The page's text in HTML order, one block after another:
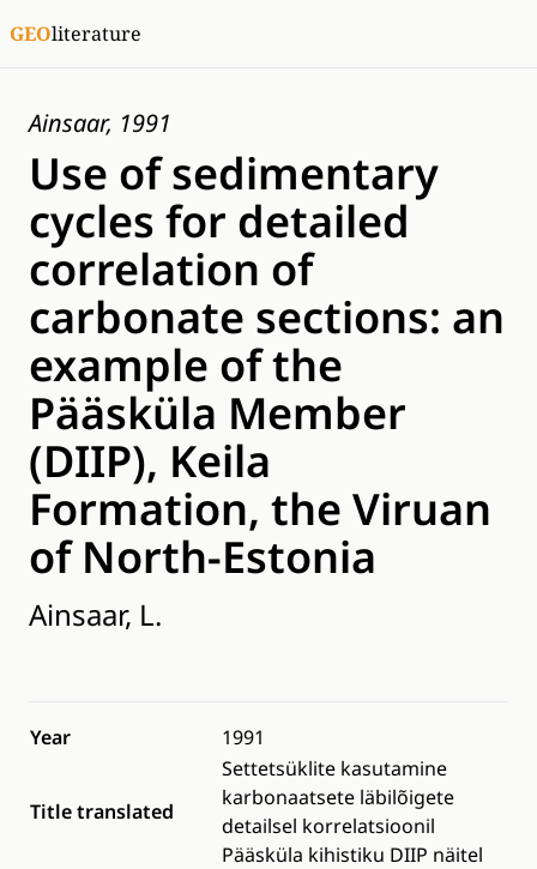
GEOliterature
Ainsaar, 1991
Use of sedimentary
cycles for detailed
correlation of
carbonate sections: an
example of the
Pääsküla Member
(DIIP), Keila
Formation, the Viruan
of North-Estonia
Ainsaar, L.
Year 1991
Title translated
Settetsüklite kasutamine
karbonaatsete läbilõigete
detailsel korrelatsioonil
Pääsküla kihistiku DIIP näitel